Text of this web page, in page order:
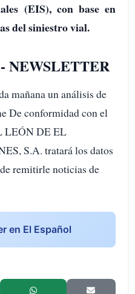
(EIS), con base en
del siniestro vial.
NEWSLETTER
mañana un análisis de
De conformidad con el
LEÓN DE EL
S.A. tratará los datos
remitirle noticias de
en El Español